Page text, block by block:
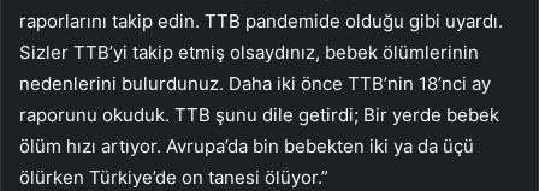
raporlarını takip edin. TTB pandemide olduğu gibi uyardı.
Sizler TTB’yi takip etmiş olsaydınız, bebek ölümlerinin
nedenlerini bulurdunuz. Daha iki önce TTB’nin 18’nci ay
raporunu okuduk. TTB şunu dile getirdi; Bir yerde bebek
ölüm hızı artıyor. Avrupa’da bin bebekten iki ya da üçü
ölürken Türkiye’de on tanesi ölüyor.”